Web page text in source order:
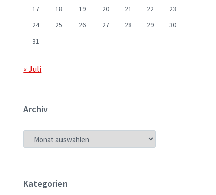
17
18 19 20 21 22
23
24
25 26 27 28 29
30
31
« Juli
Archiv
ARCHIV
Kategorien